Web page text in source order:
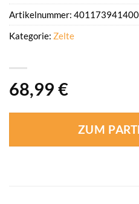
68,99 €
ZUM
Artikelnummer:
Kategorie: Zelte